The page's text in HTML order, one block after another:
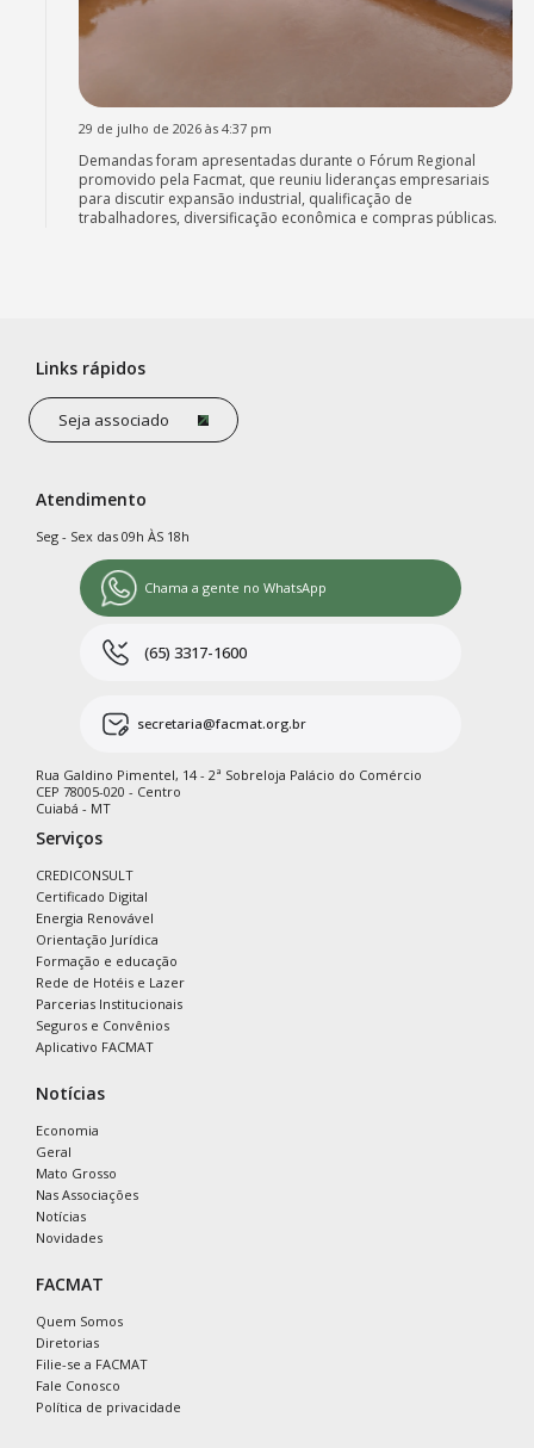
29 de julho de 2026 às 4:37 pm
Demandas foram apresentadas durante o Fórum Regional
promovido pela Facmat, que reuniu lideranças empresariais
para discutir expansão industrial, qualificação de
trabalhadores, diversificação econômica e compras públicas.
Links rápidos
Seja associado
Atendimento
Seg - Sex das 09h ÀS 18h
Chama a gente no WhatsApp
(65) 3317-1600
secretaria@facmat.org.br
Rua Galdino Pimentel, 14 - 2ª Sobreloja Palácio do Comércio
CEP 78005-020 - Centro
Cuiabá - MT
Serviços
CREDICONSULT
Certificado Digital
Energia Renovável
Orientação Jurídica
Formação e educação
Rede de Hotéis e Lazer
Parcerias Institucionais
Seguros e Convênios
Aplicativo FACMAT
Notícias
Economia
Geral
Mato Grosso
Nas Associações
Notícias
Novidades
FACMAT
Quem Somos
Diretorias
Filie-se a FACMAT
Fale Conosco
Política de privacidade